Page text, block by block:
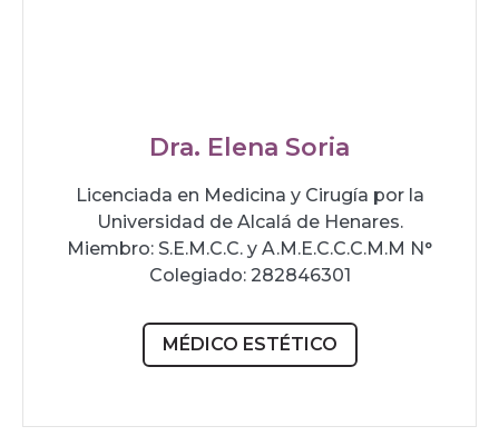
Dra. Elena Soria
Licenciada en Medicina y Cirugía por la
Universidad de Alcalá de Henares.
Miembro: S.E.M.C.C. y A.M.E.C.C.C.M.M N°
Colegiado: 282846301
MÉDICO ESTÉTICO